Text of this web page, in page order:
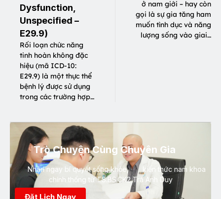
Dysfunction,
Unspecified –
E29.9)
Rối loạn chức năng
tinh hoàn không đặc
hiệu (mã ICD-10:
E29.9) là một thực thể
bệnh lý được sử dụng
trong các trường hợp…
ở nam giới – hay còn
gọi là sự gia tăng ham
muốn tình dục và năng
lượng sống vào giai…
Trò Chuyện Cùng Chuyên Gia
Nhận ngay bí quyết sống khỏe, kiến thức nam khoa
chính thống từ TS.BS.CK2 Trà Anh Duy
Đặt Lịch Ngay